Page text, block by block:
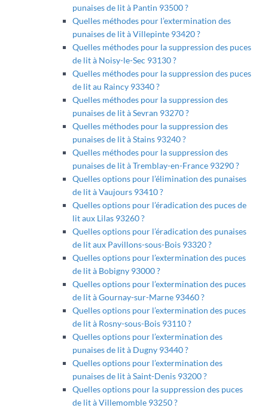
punaises de lit à Pantin 93500 ?
Quelles méthodes pour l’extermination des
punaises de lit à Villepinte 93420 ?
Quelles méthodes pour la suppression des puces
de lit à Noisy-le-Sec 93130 ?
Quelles méthodes pour la suppression des puces
de lit au Raincy 93340 ?
Quelles méthodes pour la suppression des
punaises de lit à Sevran 93270 ?
Quelles méthodes pour la suppression des
punaises de lit à Stains 93240 ?
Quelles méthodes pour la suppression des
punaises de lit à Tremblay-en-France 93290 ?
Quelles options pour l’élimination des punaises
de lit à Vaujours 93410 ?
Quelles options pour l’éradication des puces de
lit aux Lilas 93260 ?
Quelles options pour l’éradication des punaises
de lit aux Pavillons-sous-Bois 93320 ?
Quelles options pour l’extermination des puces
de lit à Bobigny 93000 ?
Quelles options pour l’extermination des puces
de lit à Gournay-sur-Marne 93460 ?
Quelles options pour l’extermination des puces
de lit à Rosny-sous-Bois 93110 ?
Quelles options pour l’extermination des
punaises de lit à Dugny 93440 ?
Quelles options pour l’extermination des
punaises de lit à Saint-Denis 93200 ?
Quelles options pour la suppression des puces
de lit à Villemomble 93250 ?